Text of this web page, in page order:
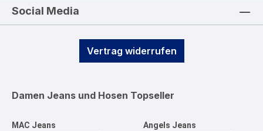
Social Media
Vertrag widerrufen
Damen Jeans und Hosen Topseller
MAC Jeans Angels Jeans